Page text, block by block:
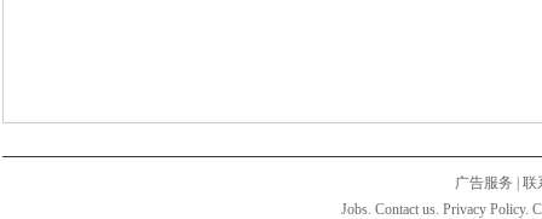
广告服务
联
Jobs. Contact us. Privacy Policy.